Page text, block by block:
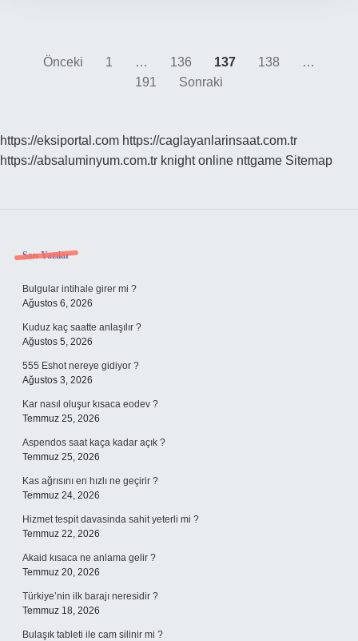
Yazı
Önceki 1 … 136 137 138
…
191
Sonraki
https://eksiportal.com https://caglayanlarinsaat.com.tr
https://absaluminyum.com.tr knight online nttgame Sitemap
Sidebar
Son Yazılar
Bulgular intihale girer mi ?
Ağustos 6, 2026
Kuduz kaç saatte anlaşılır ?
Ağustos 5, 2026
555 Eshot nereye gidiyor ?
Ağustos 3, 2026
Kar nasıl oluşur kısaca eodev ?
Temmuz 25, 2026
Aspendos saat kaça kadar açık ?
Temmuz 25, 2026
Kas ağrısını en hızlı ne geçirir ?
Temmuz 24, 2026
Hizmet tespit davasinda sahit yeterli mi ?
Temmuz 22, 2026
Akaid kısaca ne anlama gelir ?
Temmuz 20, 2026
Türkiye’nin ilk barajı neresidir ?
Temmuz 18, 2026
Bulaşık tableti ile cam silinir mi ?